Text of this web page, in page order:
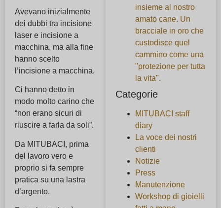
Avevano inizialmente
dei dubbi tra incisione
laser e incisione a
macchina, ma alla fine
hanno scelto
l’incisione a macchina.
Ci hanno detto in
modo molto carino che
“non erano sicuri di
riuscire a farla da soli”.
Da MITUBACI, prima
del lavoro vero e
proprio si fa sempre
pratica su una lastra
d’argento.
insieme al nostro
amato cane. Un
bracciale in oro che
custodisce quel
cammino come una
"protezione per tutta
la vita".
Categorie
MITUBACI staff
diary
La voce dei nostri
clienti
Notizie
Press
Manutenzione
Workshop di gioielli